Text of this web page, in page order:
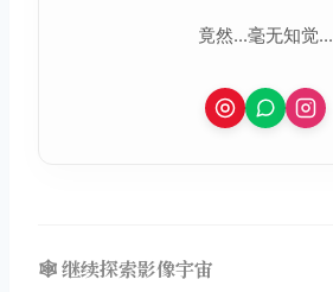
竟然...毫无知觉...
🕸️ 继续探索影像宇宙